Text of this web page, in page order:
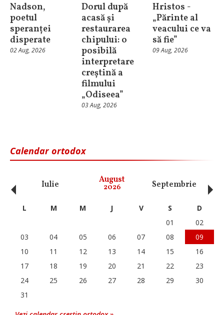
Nadson,
poetul
speranței
disperate
02 Aug, 2026
Dorul după
acasă și
restaurarea
chipului: o
posibilă
interpretare
creștină a
filmului
„Odiseea”
03 Aug, 2026
Hristos -
„Părinte al
veacului ce va
să fie”
09 Aug, 2026
Calendar ortodox
Iulie August
2026 Septembrie
‹ L M M J V S
D
01
02
03
04 05 06 07 08
09
10
11 12 13 14 15
16
17
18 19 20 21 22
23
24
25 26 27 28 29
30
31